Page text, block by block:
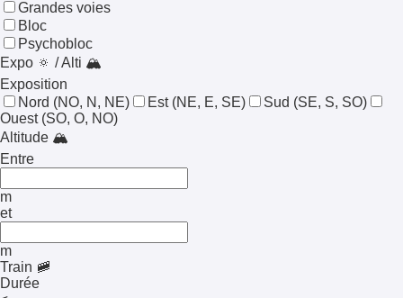
Grandes voies
Bloc
Psychobloc
Expo 🔅 / Alti 🏔️
Exposition
Nord (NO, N, NE) Est (NE, E, SE) Sud (SE, S, SO)
Ouest (SO, O, NO)
Altitude 🏔️
Entre
m
et
m
Train 🚞
Durée